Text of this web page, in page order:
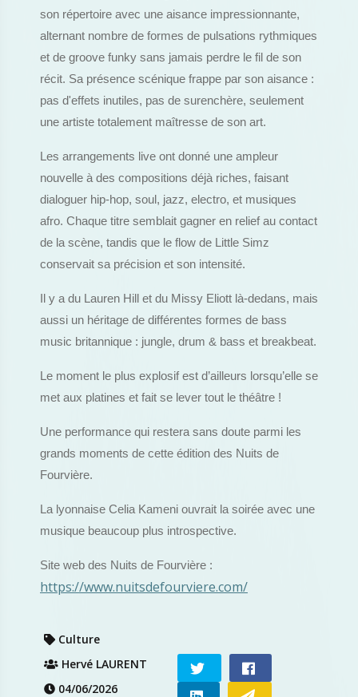
son répertoire avec une aisance impressionnante,
alternant nombre de formes de pulsations rythmiques
et de groove funky sans jamais perdre le fil de son
récit. Sa présence scénique frappe par son aisance :
pas d'effets inutiles, pas de surenchère, seulement
une artiste totalement maîtresse de son art.
Les arrangements live ont donné une ampleur
nouvelle à des compositions déjà riches, faisant
dialoguer hip-hop, soul, jazz, electro, et musiques
afro. Chaque titre semblait gagner en relief au contact
de la scène, tandis que le flow de Little Simz
conservait sa précision et son intensité.
Il y a du Lauren Hill et du Missy Eliott là-dedans, mais
aussi un héritage de différentes formes de bass
music britannique : jungle, drum & bass et breakbeat.
Le moment le plus explosif est d’ailleurs lorsqu’elle se
met aux platines et fait se lever tout le théâtre !
Une performance qui restera sans doute parmi les
grands moments de cette édition des Nuits de
Fourvière.
La lyonnaise Celia Kameni ouvrait la soirée avec une
musique beaucoup plus introspective.
Site web des Nuits de Fourvière :
https://www.nuitsdefourviere.com/
Culture
Hervé LAURENT
04/06/2026